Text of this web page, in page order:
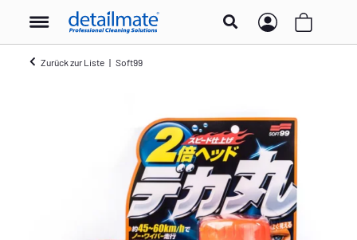
Zurück zur Liste Soft99